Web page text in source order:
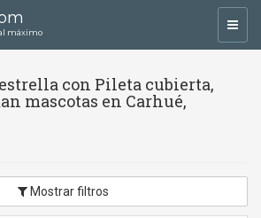
máximo
con Pileta cubierta,
mascotas en Carhué,
Mostrar filtros